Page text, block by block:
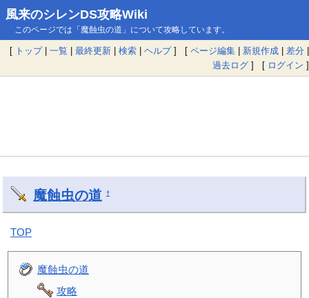
風来のシレンDS攻略Wiki
このページでは「魔蝕虫の道」について攻略しています。
[ トップ| 一覧 | 最終更新 | 検索 | ヘルプ] [ ページ編集 | 新規作成 | 差分 |
過去ログ ] [ ログイン ]
魔蝕虫の道 †
TOP
魔蝕虫の道
攻略